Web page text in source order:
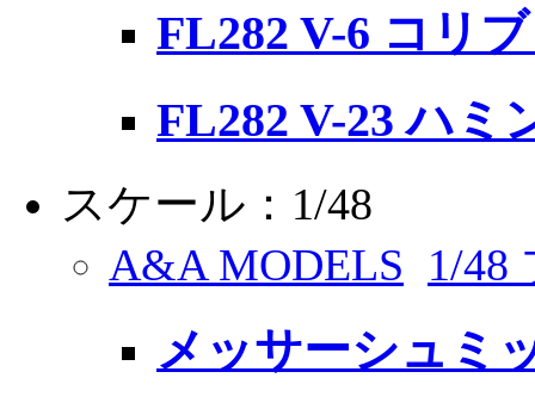
FL282 V-6 コリ
FL282 V-23 ハミ
スケール：1/48
A&A MODELS 1/48
メッサーシュミ